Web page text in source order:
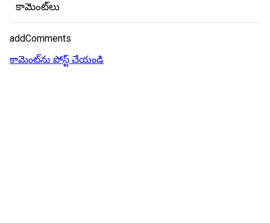
కామెంట్‌లు
addComments
కామెంట్‌ను పోస్ట్ చేయండి